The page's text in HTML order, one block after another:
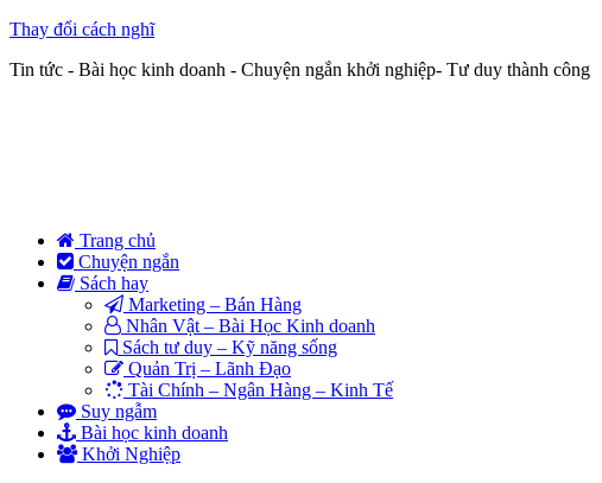
Thay đổi cách nghĩ
Tin tức - Bài học kinh doanh - Chuyện ngắn khởi nghiệp- Tư duy thành công
Trang chủ
Chuyện ngắn
Sách hay
Marketing – Bán Hàng
Nhân Vật – Bài Học Kinh doanh
Sách tư duy – Kỹ năng sống
Quản Trị – Lãnh Đạo
Tài Chính – Ngân Hàng – Kinh Tế
Suy ngẫm
Bài học kinh doanh
Khởi Nghiệp